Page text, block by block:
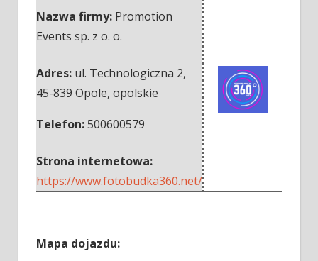
Nazwa firmy: Promotion
Events sp. z o. o.
Adres: ul. Technologiczna 2,
45-839 Opole, opolskie
Telefon:500600579
Strona internetowa:
https://www.fotobudka360.net/
Mapa dojazdu: